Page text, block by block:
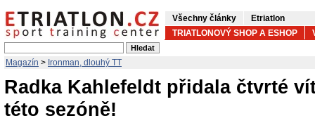
Všechny články
Etriatlon
TRIATLONOVÝ SHOP A ESHOP
Magazín > Ironman, dlouhý TT
Radka Kahlefeldt přidala čtvrté
této sezóně!